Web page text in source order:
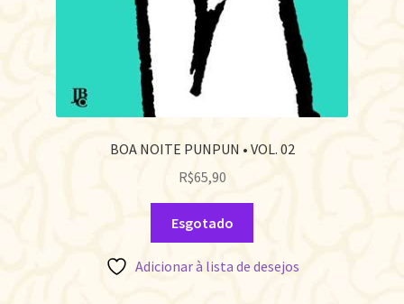
BOA NOITE PUNPUN • VOL. 02
R$65,90
Esgotado
Adicionar à lista de desejos